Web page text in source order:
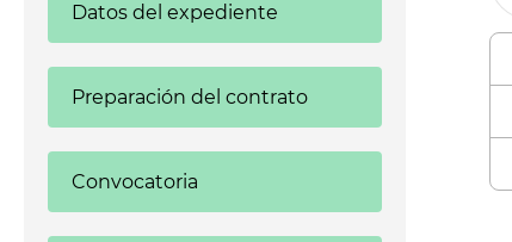
Datos del expediente
Preparación del contrato
Convocatoria